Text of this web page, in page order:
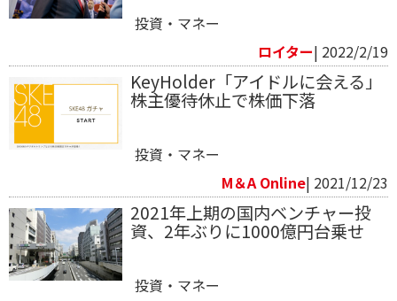
投資・マネー
ロイター| 2022/2/19
KeyHolder「アイドルに会える」
株主優待休止で株価下落
投資・マネー
M＆A Online| 2021/12/23
2021年上期の国内ベンチャー投
資、2年ぶりに1000億円台乗せ
投資・マネー